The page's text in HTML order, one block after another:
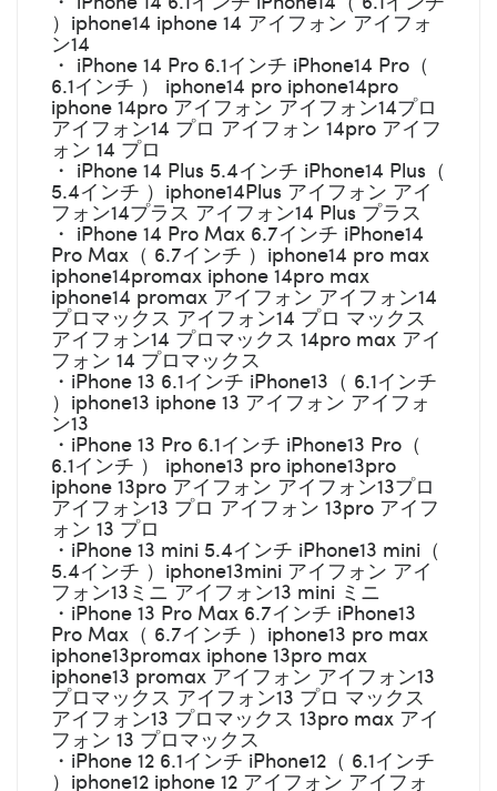
）iphone14 iphone 14 アイフォン アイフォ
ン14
・ iPhone 14 Pro 6.1インチ iPhone14 Pro（
6.1インチ ） iphone14 pro iphone14pro
iphone 14pro アイフォン アイフォン14プロ
アイフォン14 プロ アイフォン 14pro アイフ
ォン 14 プロ
・ iPhone 14 Plus 5.4インチ iPhone14 Plus（
5.4インチ ）iphone14Plus アイフォン アイ
フォン14プラス アイフォン14 Plus プラス
・ iPhone 14 Pro Max 6.7インチ iPhone14
Pro Max（ 6.7インチ ）iphone14 pro max
iphone14promax iphone 14pro max
iphone14 promax アイフォン アイフォン14
プロマックス アイフォン14 プロ マックス
アイフォン14 プロマックス 14pro max アイ
フォン 14 プロマックス
・iPhone 13 6.1インチ iPhone13（ 6.1インチ
）iphone13 iphone 13 アイフォン アイフォ
ン13
・iPhone 13 Pro 6.1インチ iPhone13 Pro（
6.1インチ ） iphone13 pro iphone13pro
iphone 13pro アイフォン アイフォン13プロ
アイフォン13 プロ アイフォン 13pro アイフ
ォン 13 プロ
・iPhone 13 mini 5.4インチ iPhone13 mini（
5.4インチ ）iphone13mini アイフォン アイ
フォン13ミニ アイフォン13 mini ミニ
・iPhone 13 Pro Max 6.7インチ iPhone13
Pro Max（ 6.7インチ ）iphone13 pro max
iphone13promax iphone 13pro max
iphone13 promax アイフォン アイフォン13
プロマックス アイフォン13 プロ マックス
アイフォン13 プロマックス 13pro max アイ
フォン 13 プロマックス
・iPhone 12 6.1インチ iPhone12（ 6.1インチ
）iphone12 iphone 12 アイフォン アイフォ